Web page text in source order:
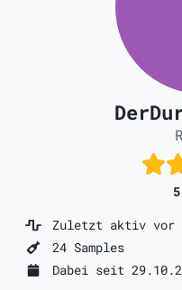
Zuletzt aktiv vor
24 Samples
Dabei seit